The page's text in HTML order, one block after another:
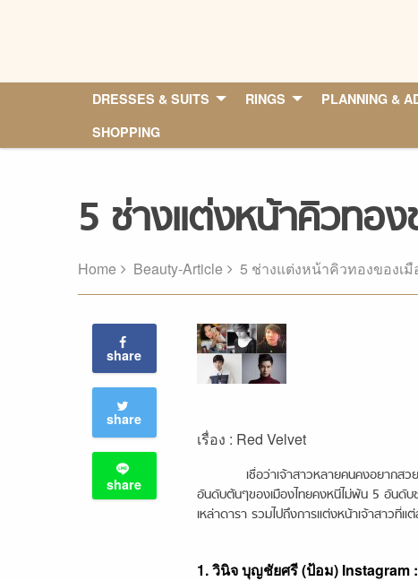
DRESSES & SUITS RINGS PLANNING &
SHOPPING
5 ช่างแต่งหน้าคิวทอง
Home Beauty-Article 5 ช่างแต่งหน้าคิวทองของเมื
share
share
share
เรื่อง : Red Velvet
เชื่อว่าเจ้าสาวหลายคนคงอยากสวยที่
อันดับต้นๆของเมืองไทยคงหนีไม่พ้น 5 อันดับ
เหล่าดารา รวมไปถึงการแต่งหน้าเจ้าสาวที่
1. วินิจ บุญชัยศรี (ป้อม) Instagram